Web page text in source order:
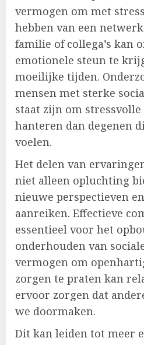
vermogen om met
hebben van een
familie of collega’s kan
emotionele steun te
moeilijke tijden.
mensen met sterke
staat zijn om
hanteren dan degenen
voelen.
Het delen van
niet alleen opluchting
nieuwe perspectieven
aanreiken. Effectieve
essentieel voor het
onderhouden van
vermogen om
zorgen te praten kan
ervoor zorgen dat
we doormaken.
Dit kan leiden tot meer